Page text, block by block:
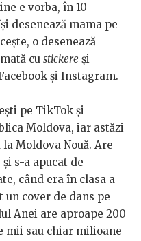
e vorba, în 10
desenează mama pe
o desenează
cu stickere și
și Instagram.
pe TikTok și
Moldova, iar astăzi
Moldova Nouă. Are
s-a apucat de
când era în clasa a
cover de dans pe
Anei are aproape 200
mii sau chiar milioane